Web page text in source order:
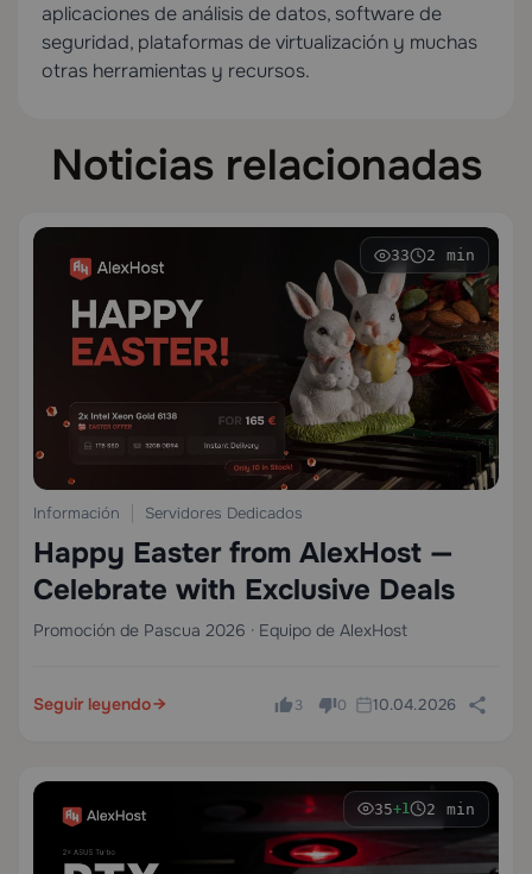
aplicaciones de análisis de datos, software de
seguridad, plataformas de virtualización y muchas
otras herramientas y recursos.
Noticias relacionadas
33 2 min
Información Servidores Dedicados
Happy Easter from AlexHost —
Celebrate with Exclusive Deals
Promoción de Pascua 2026 · Equipo de AlexHost
Seguir leyendo 3 0 10.04.2026
35+1 2 min